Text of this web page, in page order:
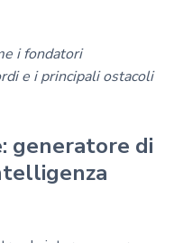
i fondatori
e i principali ostacoli
generatore di